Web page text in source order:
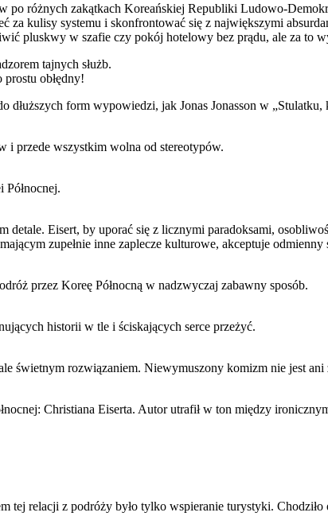
po różnych zakątkach Koreańskiej Republiki Ludowo-
za kulisy systemu i skonfrontować się z największymi
pluskwy w szafie czy pokój hotelowy bez prądu, ale za to
tajnych służb.
obłędny!
dłuższych form wypowiedzi, jak Jonas Jonasson w
i przede wszystkim wolna od stereotypów.
Eisert, by uporać się z licznymi paradoksami,
zupełnie inne zaplecze kulturowe, akceptuje odmienny
przez Koreę Północną w nadzwyczaj zabawny sposób.
historii w tle i ściskających serce przeżyć.
świetnym rozwiązaniem. Niewymuszony komizm nie jest
Christiana Eiserta. Autor utrafił w ton między
tej relacji z podróży było tylko wspieranie turystyki.